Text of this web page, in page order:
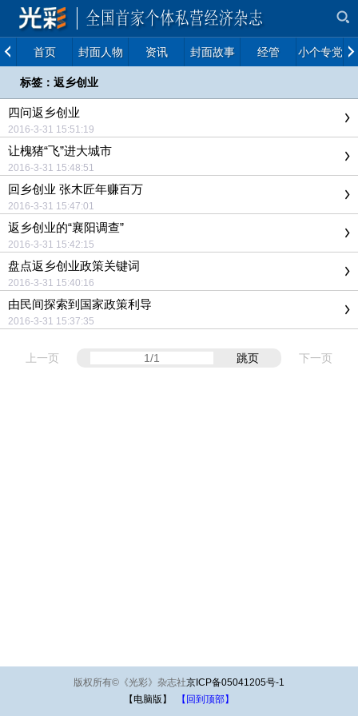
首页 封面人物 资讯 封面故事 经管 小个专党建
标签：返乡创业
四问返乡创业
2016-3-31 15:51:19
让槐猪“飞”进大城市
2016-3-31 15:48:51
回乡创业 张木匠年赚百万
2016-3-31 15:47:01
返乡创业的“襄阳调查”
2016-3-31 15:42:15
盘点返乡创业政策关键词
2016-3-31 15:40:16
由民间探索到国家政策利导
2016-3-31 15:37:35
上一页 跳页 下一页
版权所有© 《光彩》杂志社京ICP备05041205号-1
【电脑版】
【回到顶部】